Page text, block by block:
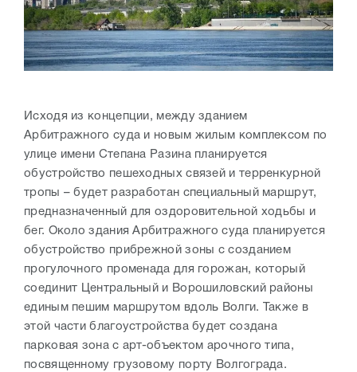
Исходя из концепции, между зданием
Арбитражного суда и новым жилым комплексом по
улице имени Степана Разина планируется
обустройство пешеходных связей и терренкурной
тропы – будет разработан специальный маршрут,
предназначенный для оздоровительной ходьбы и
бег. Около здания Арбитражного суда планируется
обустройство прибрежной зоны с созданием
прогулочного променада для горожан, который
соединит Центральный и Ворошиловский районы
единым пешим маршрутом вдоль Волги. Также в
этой части благоустройства будет создана
парковая зона с арт-объектом арочного типа,
посвященному грузовому порту Волгограда.